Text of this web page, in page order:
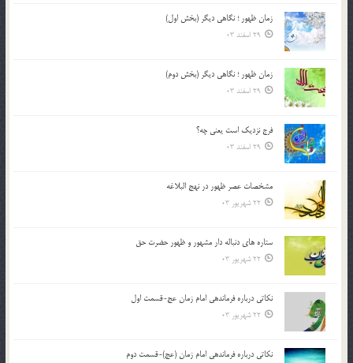
زمان ظهور ؛ نگاهی دیگر (بخش اول)
29 اسفند 03
زمان ظهور ؛ نگاهی دیگر (بخش دوم)
29 اسفند 03
فرج نزدیک است یعنی چه؟
29 اسفند 03
مشخصات عصر ظهور در نهج البلاغه
22 شهریور 03
ستاره های دنباله دار مشهور و ظهور حضرت حق
22 شهریور 03
نکاتى درباره فرماندهى امام زمان عج-قسمت اول
22 شهریور 03
نکاتى درباره فرماندهى امام زمان (عج)-قسمت دوم